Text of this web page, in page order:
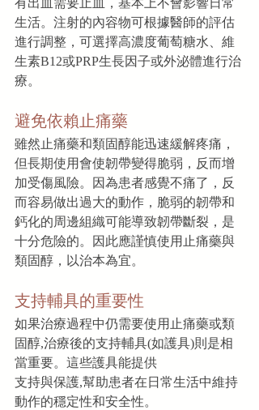
有出血需要止血，基本上不會影響日常
生活。注射的內容物可根據醫師的評估
進行調整，可選擇高濃度葡萄糖水、維
生素B12或PRP生長因子或外泌體進行治
療。
避免依賴止痛藥
雖然止痛藥和類固醇能迅速緩解疼痛，
但長期使用會使韌帶變得脆弱，反而增
加受傷風險。因為患者感覺不痛了，反
而容易做出過大的動作，脆弱的韌帶和
鈣化的周邊組織可能導致韌帶斷裂，是
十分危險的。因此應謹慎使用止痛藥與
類固醇，以治本為宜。
支持輔具的重要性
如果治療過程中仍需要使用止痛藥或類
固醇,治療後的支持輔具(如護具)則是相
當重要。這些護具能提供
支持與保護,幫助患者在日常生活中維持
動作的穩定性和安全性。